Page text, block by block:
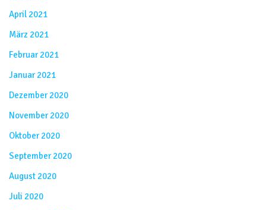
April 2021
März 2021
Februar 2021
Januar 2021
Dezember 2020
November 2020
Oktober 2020
September 2020
August 2020
Juli 2020